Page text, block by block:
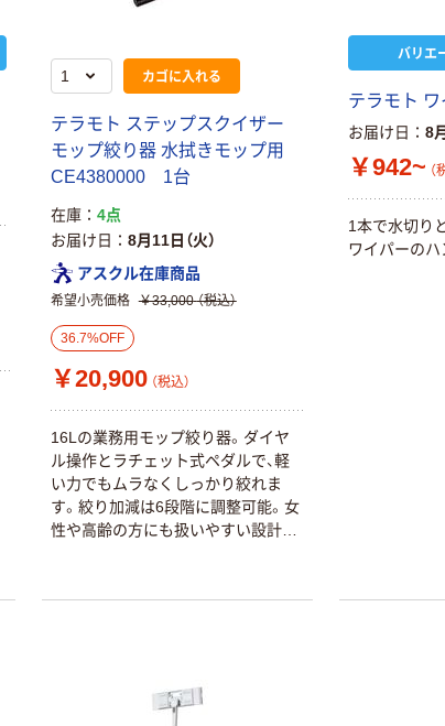
カゴに入れる
テラモト ステップスクイザー
モップ絞り器 水拭きモップ用
CE4380000 1台
在庫
4点
お届け日
8月11日（火）
アスクル在庫商品
希望小売価格 ￥33,000 （税込）
36.7%OFF
￥20,900 （税込）
16Lの業務用モップ絞り器。ダイヤ
ル操作とラチェット式ペダルで、軽
い力でもムラなくしっかり絞れま
す。絞り加減は6段階に調整可能。女
性や高齢の方にも扱いやすい設計で
バリエ
テラモト ワ
お届け日 8
￥942~ （
1本で水切り
ワイパーのハ
本気プライス
【ガムテープ】ア
スクル 現場のチ
カラ 厚さ
￥145~ （税込）
本気プライス
トイレットペー
パー ダブル60
形 アルカリ乾
電池 北欧パッ
オリジナル
￥358~
オリジナル
サントリー 伊右